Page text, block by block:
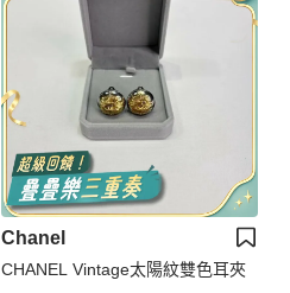
Chanel
CHANEL Vintage太陽紋雙色耳夾